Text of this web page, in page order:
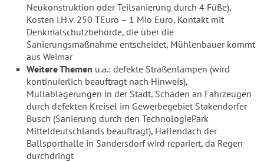
Neukonstruktion oder Teilsanierung durch 4 Füße),
Kosten i.H.v. 250 TEuro – 1 Mio Euro, Kontakt mit
Denkmalschutzbehörde, die über die
Sanierungsmaßnahme entscheidet, Mühlenbauer kommt
aus Weimar
Weitere Themen u.a.: defekte Straßenlampen (wird
kontinuierlich beauftragt nach Hinweis),
Müllablagerungen in der Stadt, Schäden an Fahrzeugen
durch defekten Kreisel im Gewerbegebiet Stakendorfer
Busch (Sanierung durch den TechnologiePark
Mitteldeutschlands beauftragt), Hallendach der
Ballsporthalle in Sandersdorf wird repariert, da Regen
durchdringt